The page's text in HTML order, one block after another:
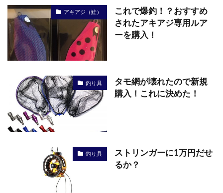
アキアジ（鮭）
これで爆釣！？おすすめ
されたアキアジ専用ルア
ーを購入！
釣り具
タモ網が壊れたので新規
購入！これに決めた！
釣り具
ストリンガーに1万円だせ
るか？